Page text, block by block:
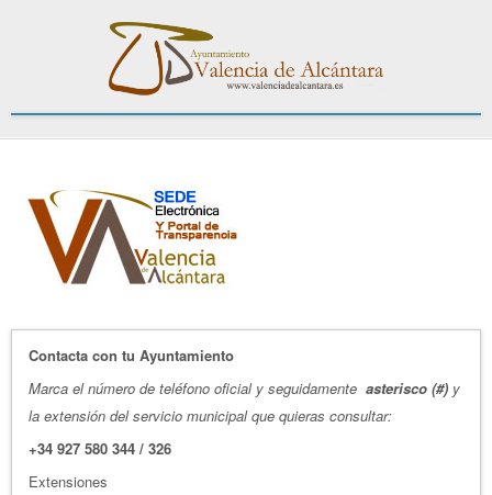
Contacta con tu Ayuntamiento
Marca el número de teléfono oficial y seguidamente asterisco (#) y
la extensión del servicio municipal que quieras consultar:
+34 927 580 344 / 326
Extensiones